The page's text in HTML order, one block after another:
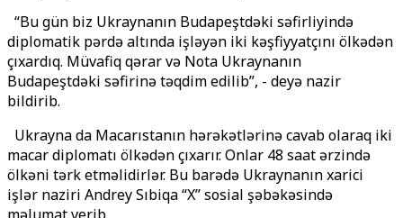
“Bu gün biz Ukraynanın Budapeştdəki səfirliyində
diplomatik pərdə altında işləyən iki kəşfiyyatçını ölkədən
çıxardıq. Müvafiq qərar və Nota Ukraynanın
Budapeştdəki səfirinə təqdim edilib”, - deyə nazir
bildirib.
Ukrayna da Macarıstanın hərəkətlərinə cavab olaraq iki
macar diplomatı ölkədən çıxarır. Onlar 48 saat ərzində
ölkəni tərk etməlidirlər. Bu barədə Ukraynanın xarici
işlər naziri Andrey Sıbiqa “X” sosial şəbəkəsində